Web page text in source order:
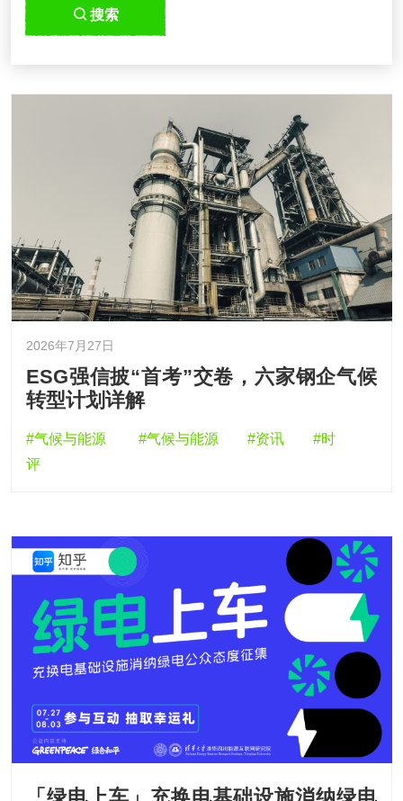
搜索
2026年7月27日
ESG强信披“首考”交卷，六家钢企气候
转型计划详解
#气候与能源 #气候与能源 #资讯
#时
评